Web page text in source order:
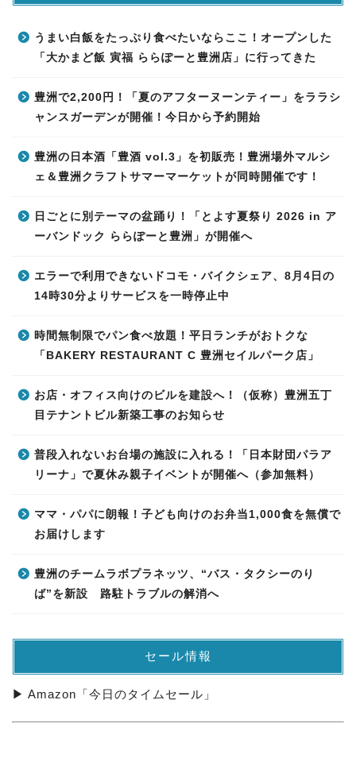
うまい白飯をたっぷり食べたいならここ！オープンした
「大かまど飯 寅福 ららぽーと豊洲店」に行ってきた
豊洲で2,200円！「夏のアフターヌーンティー」をララシ
ャンスガーデンが開催！今日から予約開始
豊洲の日本酒「豊酒 vol.3」を初販売！豊洲場外マルシ
ェ＆豊洲クラフトサマーマーケットが同時開催です！
日ごとに別テーマの盆踊り！「とよす夏祭り 2026 in ア
ーバンドック ららぽーと豊洲」が開催へ
エラーで利用できないドコモ・バイクシェア、8月4日の
14時30分よりサービスを一時停止中
時間無制限でパン食べ放題！平日ランチがおトクな
「BAKERY RESTAURANT C 豊洲セイルパーク店」
お店・オフィス向けのビルを建設へ！（仮称）豊洲五丁
目テナントビル新築工事のお知らせ
普段入れないお台場の施設に入れる！「日本財団パラア
リーナ」で夏休み親子イベントが開催へ（参加無料）
ママ・パパに朗報！子ども向けのお弁当1,000食を無償で
お届けします
豊洲のチームラボプラネッツ、“バス・タクシーのり
ば”を新設 路駐トラブルの解消へ
セール情報
▶ Amazon「今日のタイムセール」